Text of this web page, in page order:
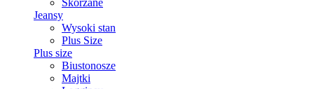
Skórzane
Jeansy
Wysoki stan
Plus Size
Plus size
Biustonosze
Majtki